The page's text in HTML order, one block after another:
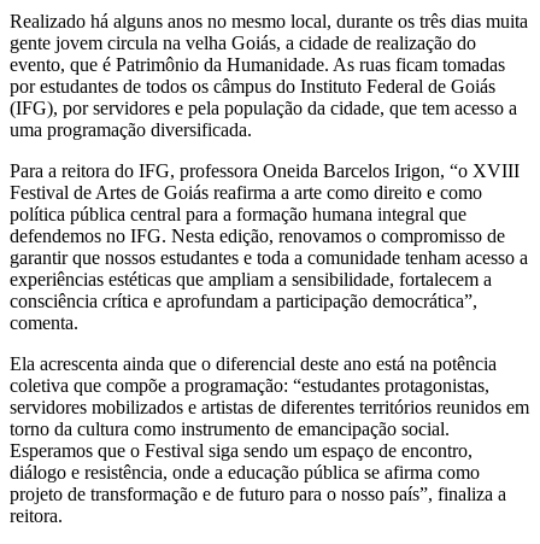
Realizado há alguns anos no mesmo local, durante os três dias muita
gente jovem circula na velha Goiás, a cidade de realização do
evento, que é Patrimônio da Humanidade. As ruas ficam tomadas
por estudantes de todos os câmpus do Instituto Federal de Goiás
(IFG), por servidores e pela população da cidade, que tem acesso a
uma programação diversificada.
Para a reitora do IFG, professora Oneida Barcelos Irigon, “o XVIII
Festival de Artes de Goiás reafirma a arte como direito e como
política pública central para a formação humana integral que
defendemos no IFG. Nesta edição, renovamos o compromisso de
garantir que nossos estudantes e toda a comunidade tenham acesso a
experiências estéticas que ampliam a sensibilidade, fortalecem a
consciência crítica e aprofundam a participação democrática”,
comenta.
Ela acrescenta ainda que o diferencial deste ano está na potência
coletiva que compõe a programação: “estudantes protagonistas,
servidores mobilizados e artistas de diferentes territórios reunidos em
torno da cultura como instrumento de emancipação social.
Esperamos que o Festival siga sendo um espaço de encontro,
diálogo e resistência, onde a educação pública se afirma como
projeto de transformação e de futuro para o nosso país”, finaliza a
reitora.